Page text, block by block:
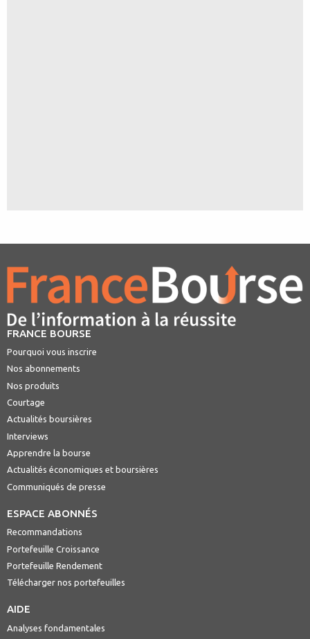
FRANCE BOURSE
Pourquoi vous inscrire
Nos abonnements
Nos produits
Courtage
Actualités boursières
Interviews
Apprendre la bourse
Actualités économiques et boursières
Communiqués de presse
ESPACE ABONNÉS
Recommandations
Portefeuille Croissance
Portefeuille Rendement
Télécharger nos portefeuilles
AIDE
Analyses fondamentales